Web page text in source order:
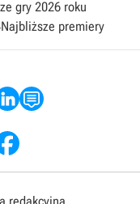
gry 2026 roku
Najbliższe premiery